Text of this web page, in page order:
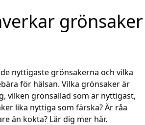
grönsaker
nyttigaste grönsakerna och vilka
för hälsan. Vilka grönsaker är
vilken grönsallad som är nyttigast,
lika nyttiga som färska? Är råa
än kokta? Lär dig mer här.